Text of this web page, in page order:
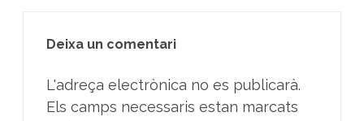
Deixa un comentari
L'adreça electrònica no es publicarà.
Els camps necessaris estan marcats